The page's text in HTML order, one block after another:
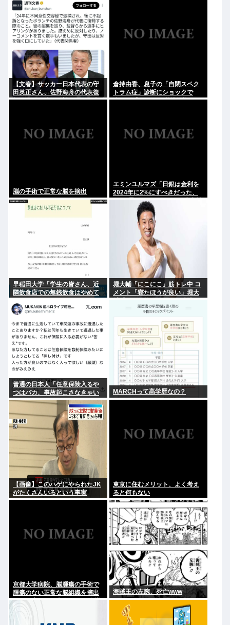
【文春】サッカー日本代表の守
田英正さん、佐野海舟の代表復
帰について強く反対していた事
倉持由香、息子の「自閉スペク
トラム症」診断にショックで
涙… 見逃していた乳幼児期のサ
脳の手術で正常な脳を摘出
エミンユルマズ「日銀は金利を
2024年に2%にすべきだった、
2%で景気が悪くなるなら生産性
が低い利益が出せない企業、潰
早稲田大学「学生の皆さん、近
隣飲食店での無銭飲食はやめて
堀大輔「にこにこ」筋トレ中 コ
メント「寝たほうが良い」堀大
普通の日本人「任意保険入るや
つはバカ、事故起こさなきゃい
いだけ」
MARCHって高学歴なの？
【画像】このハゲにやられたJK
がたくさんいるという事実
東京に住むメリット、よく考え
ると何もない
京都大学病院、脳腫瘍の手術で
腫瘍のない正常な脳組織を摘出
する医療ミス 脳幹損傷で、意識
はあるが自発呼吸が確認できな
海賊王の左腕、死亡www